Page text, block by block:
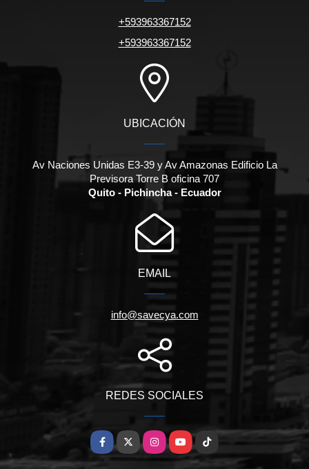
+593963367152
+593963367152
UBICACIÓN
Av Naciones Unidas E3-39 y Av Amazonas Edificio La
Previsora Torre B oficina 707
Quito - Pichincha - Ecuador
EMAIL
info@savecya.com
REDES SOCIALES
Facebook
X InstagramYouTubeTikTok